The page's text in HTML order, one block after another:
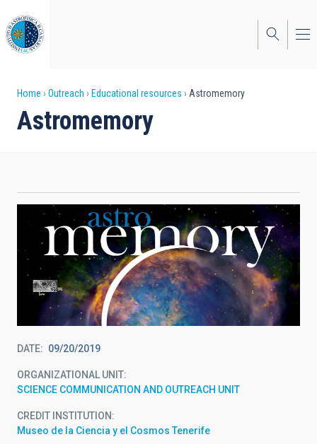
to
main
content
Breadcrumb
Home Outreach Educational resources Astromemory
Astromemory
DATE 09/20/2019
ORGANIZATIONAL UNIT
SCIENCE COMMUNICATION AND OUTREACH UNIT
CREDIT INSTITUTION
Museo de la Ciencia y el Cosmos Tenerife